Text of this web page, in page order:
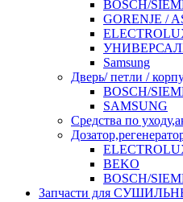
BOSCH/
GORENJE /
Samsung
Дверь/ петли /
BOSCH/
SAMSUNG
Средства по
BEKO
BOSCH/
Запчасти для